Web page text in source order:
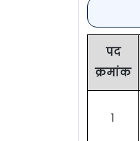
पद
क्रमांक
1